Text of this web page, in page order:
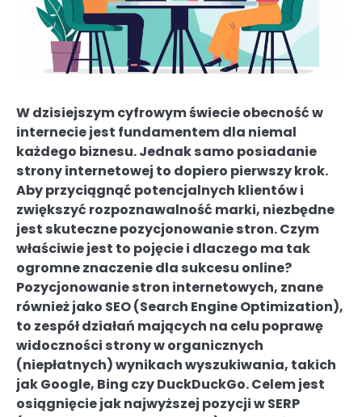
W dzisiejszym cyfrowym świecie obecność w
internecie jest fundamentem dla niemal
każdego biznesu. Jednak samo posiadanie
strony internetowej to dopiero pierwszy krok.
Aby przyciągnąć potencjalnych klientów i
zwiększyć rozpoznawalność marki, niezbędne
jest skuteczne pozycjonowanie stron. Czym
właściwie jest to pojęcie i dlaczego ma tak
ogromne znaczenie dla sukcesu online?
Pozycjonowanie stron internetowych, znane
również jako SEO (Search Engine Optimization),
to zespół działań mających na celu poprawę
widoczności strony w organicznych
(niepłatnych) wynikach wyszukiwania, takich
jak Google, Bing czy DuckDuckGo. Celem jest
osiągnięcie jak najwyższej pozycji w SERP